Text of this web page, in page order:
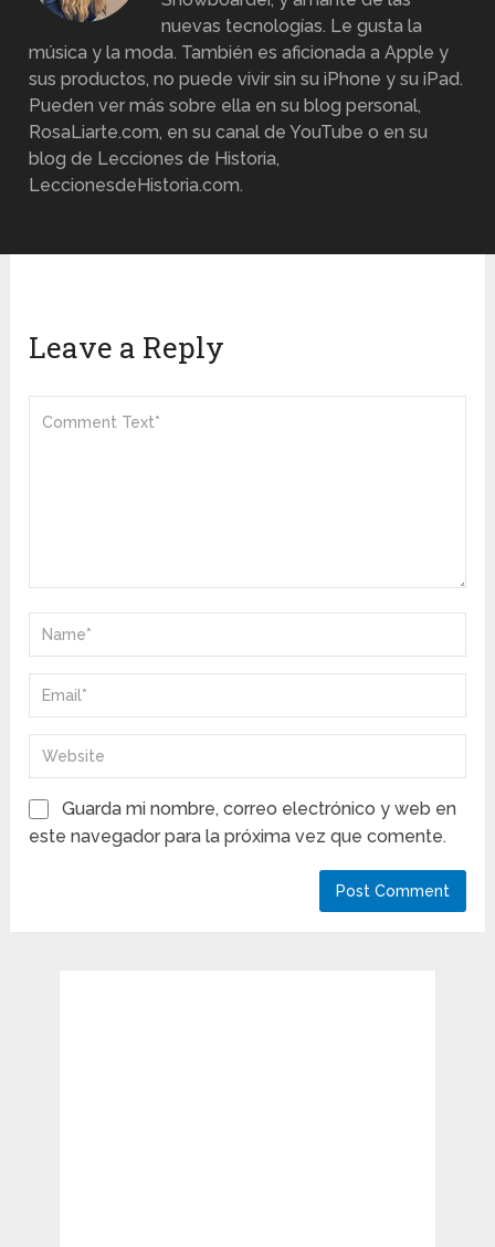
nuevas tecnologías. Le gusta la
música y la moda. También es aficionada a Apple y
sus productos, no puede vivir sin su iPhone y su iPad.
Pueden ver más sobre ella en su blog personal,
RosaLiarte.com, en su canal de YouTube o en su
blog de Lecciones de Historia,
LeccionesdeHistoria.com.
Leave a Reply
Guarda mi nombre, correo electrónico y web en
este navegador para la próxima vez que comente.